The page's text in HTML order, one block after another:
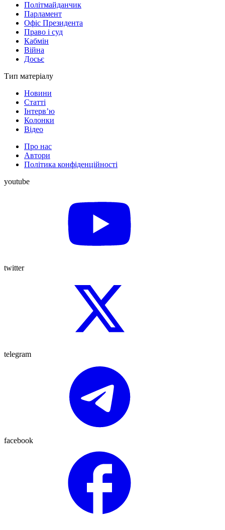
Політмайданчик
Парламент
Офіс Президента
Право і суд
Кабмін
Війна
Досьє
Тип матеріалу
Новини
Статті
Інтерв’ю
Колонки
Відео
Про нас
Автори
Політика конфіденційності
youtube
twitter
telegram
facebook